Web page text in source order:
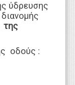
ύδρευσης
της
οδούς :